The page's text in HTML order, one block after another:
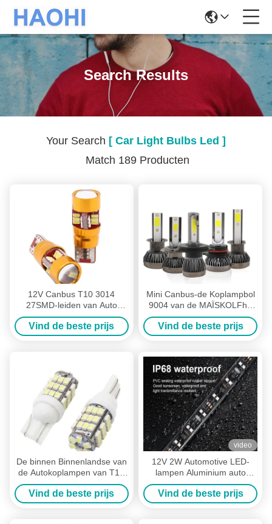
Search Results
Your Search [ Car Light Bulbs Led ]
Match 189 Producten
12V Canbus T10 3014
27SMD-leiden van Auto
Gloeilampen voor van het de
Lezingsparkeren van de
Vrachtwagenskoepel de
Vind de beste prijs
Mini Canbus-de Koplampbol
9004 van de MAÏSKOLFh4
H7 H11 Auto 9005 Mistlicht
Vind de beste prijs
De binnen Binnenlandse van
de Autokoplampen van T10
3014 42SDM Lamp van de
de Bollen12v Breedte
Vind de beste prijs
video
12V 2W Automotive LED-
lampen Aluminium auto
koplamp LED-buisband
Vind de beste prijs